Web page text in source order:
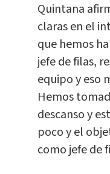
Quintana
claras en el
que hemos
jefe de filas,
equipo y eso
Hemos
descanso y
poco y el
como jefe de